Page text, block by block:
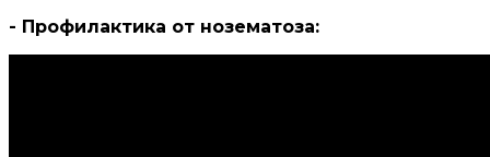
- Профилактика от нозематоза: